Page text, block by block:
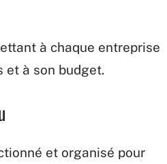
à chaque entreprise
et à son budget.
et organisé pour